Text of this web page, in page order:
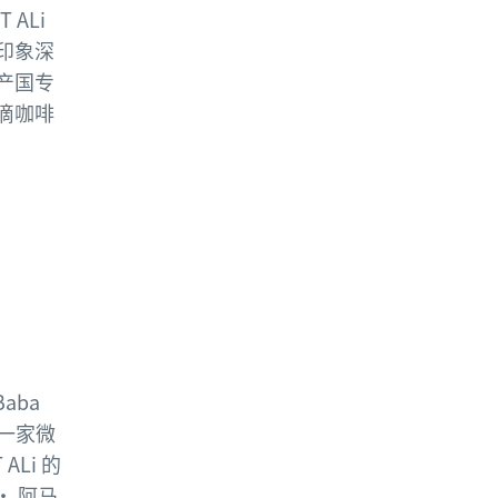
ALi
象深
国专
咖啡
家微
ALi 的